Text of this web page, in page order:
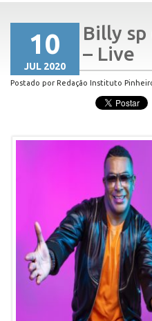
10
JUL 2020
Billy
– Live
Postado por Redação Instituto